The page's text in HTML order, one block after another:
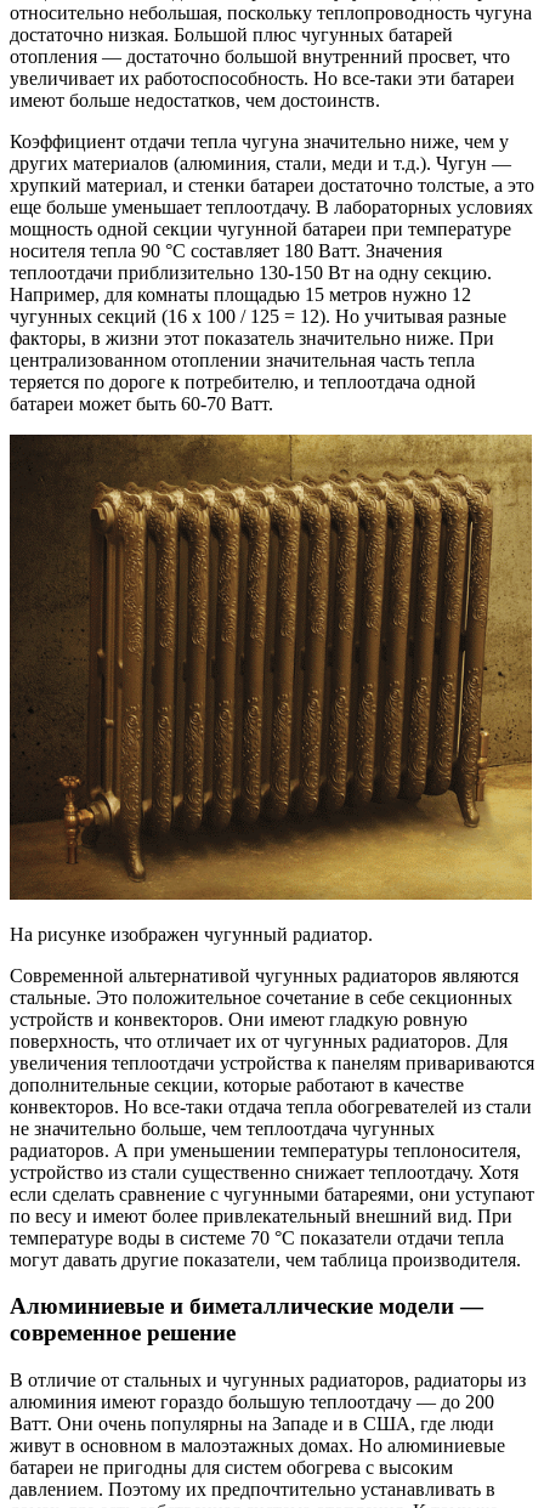
относительно небольшая, поскольку теплопроводность чугуна
достаточно низкая. Большой плюс чугунных батарей
отопления — достаточно большой внутренний просвет, что
увеличивает их работоспособность. Но все-таки эти батареи
имеют больше недостатков, чем достоинств.
Коэффициент отдачи тепла чугуна значительно ниже, чем у
других материалов (алюминия, стали, меди и т.д.). Чугун —
хрупкий материал, и стенки батареи достаточно толстые, а это
еще больше уменьшает теплоотдачу. В лабораторных условиях
мощность одной секции чугунной батареи при температуре
носителя тепла 90 °С составляет 180 Ватт. Значения
теплоотдачи приблизительно 130-150 Вт на одну секцию.
Например, для комнаты площадью 15 метров нужно 12
чугунных секций (16 х 100 / 125 = 12). Но учитывая разные
факторы, в жизни этот показатель значительно ниже. При
централизованном отоплении значительная часть тепла
теряется по дороге к потребителю, и теплоотдача одной
батареи может быть 60-70 Ватт.
На рисунке изображен чугунный радиатор.
Современной альтернативой чугунных радиаторов являются
стальные. Это положительное сочетание в себе секционных
устройств и конвекторов. Они имеют гладкую ровную
поверхность, что отличает их от чугунных радиаторов. Для
увеличения теплоотдачи устройства к панелям привариваются
дополнительные секции, которые работают в качестве
конвекторов. Но все-таки отдача тепла обогревателей из стали
не значительно больше, чем теплоотдача чугунных
радиаторов. А при уменьшении температуры теплоносителя,
устройство из стали существенно снижает теплоотдачу. Хотя
если сделать сравнение с чугунными батареями, они уступают
по весу и имеют более привлекательный внешний вид. При
температуре воды в системе 70 °С показатели отдачи тепла
могут давать другие показатели, чем таблица производителя.
Алюминиевые и биметаллические модели —
современное решение
В отличие от стальных и чугунных радиаторов, радиаторы из
алюминия имеют гораздо большую теплоотдачу — до 200
Ватт. Они очень популярны на Западе и в США, где люди
живут в основном в малоэтажных домах. Но алюминиевые
батареи не пригодны для систем обогрева с высоким
давлением. Поэтому их предпочтительно устанавливать в